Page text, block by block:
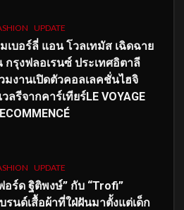
UPDATE
เบอร์ลี่ แอน โวลเทมัส เฉิดฉาย
กรุงฟลอเรนซ์ ประเทศอิตาลี
มงานเปิดตัวคอลเลคชั่นไฮจิ
วลรีจากคาร์เทียร์LE VOYAGE
UPDATE
อร์ด ฐิติพงษ์” กับ “Trofi”
รนด์เสื้อผ้าที่ใฝ่ฝันมาตั้งแต่เด็ก